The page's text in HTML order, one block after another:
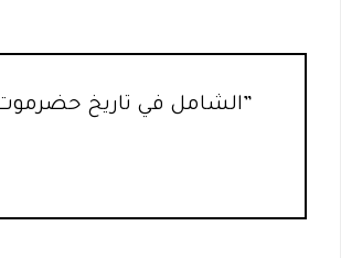
Be the first to review “الشامل في تاريخ حضرموت ومخالفيها”